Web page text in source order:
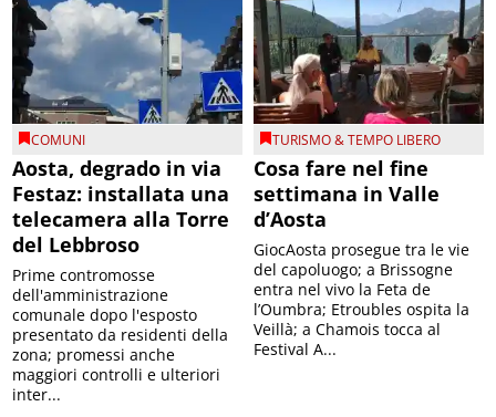
COMUNI
Aosta, degrado in via
Festaz: installata una
telecamera alla Torre
del Lebbroso
Prime contromosse
dell'amministrazione
comunale dopo l'esposto
presentato da residenti della
zona; promessi anche
maggiori controlli e ulteriori
inter...
TURISMO & TEMPO LIBERO
Cosa fare nel fine
settimana in Valle
d’Aosta
GiocAosta prosegue tra le vie
del capoluogo; a Brissogne
entra nel vivo la Feta de
l’Oumbra; Etroubles ospita la
Veillà; a Chamois tocca al
Festival A...